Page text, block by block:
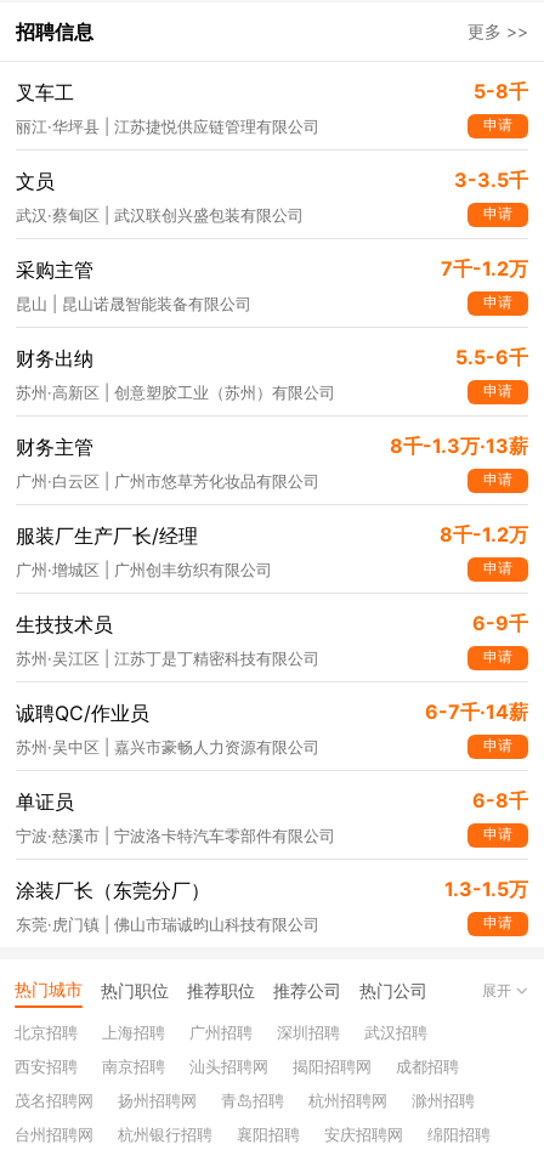
招聘信息 更多 >>
叉车工 5-8千
丽江·华坪县 | 江苏捷悦供应链管理有限公司 申请
文员 3-3.5千
武汉·蔡甸区 | 武汉联创兴盛包装有限公司 申请
采购主管 7千-1.2万
昆山 | 昆山诺晟智能装备有限公司 申请
财务出纳 5.5-6千
苏州·高新区 | 创意塑胶工业（苏州）有限公司 申请
财务主管 8千-1.3万·13薪
广州·白云区 | 广州市悠草芳化妆品有限公司 申请
服装厂生产厂长/经理 8千-1.2万
广州·增城区 | 广州创丰纺织有限公司 申请
生技技术员 6-9千
苏州·吴江区 | 江苏丁是丁精密科技有限公司 申请
诚聘QC/作业员 6-7千·14薪
苏州·吴中区 | 嘉兴市豪畅人力资源有限公司 申请
单证员 6-8千
宁波·慈溪市 | 宁波洛卡特汽车零部件有限公司 申请
涂装厂长（东莞分厂） 1.3-1.5万
东莞·虎门镇 | 佛山市瑞诚昀山科技有限公司 申请
热门城市 热门职位 推荐职位 推荐公司 热门公司
北京招聘 上海招聘 广州招聘 深圳招聘
武汉招聘
西安招聘
南京招聘 汕头招聘网 揭阳招聘网
成都招聘
茂名招聘网
扬州招聘网 青岛招聘 杭州招聘网
滁州招聘
台州招聘网
杭州银行招聘 襄阳招聘 安庆招聘网 绵阳招聘
展开